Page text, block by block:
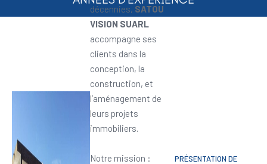
décennies, SATOU
VISION SUARL
accompagne ses
clients dans la
conception, la
construction, et
l’aménagement de
leurs projets
immobiliers.
Notre mission :
PRÉSENTATION DE